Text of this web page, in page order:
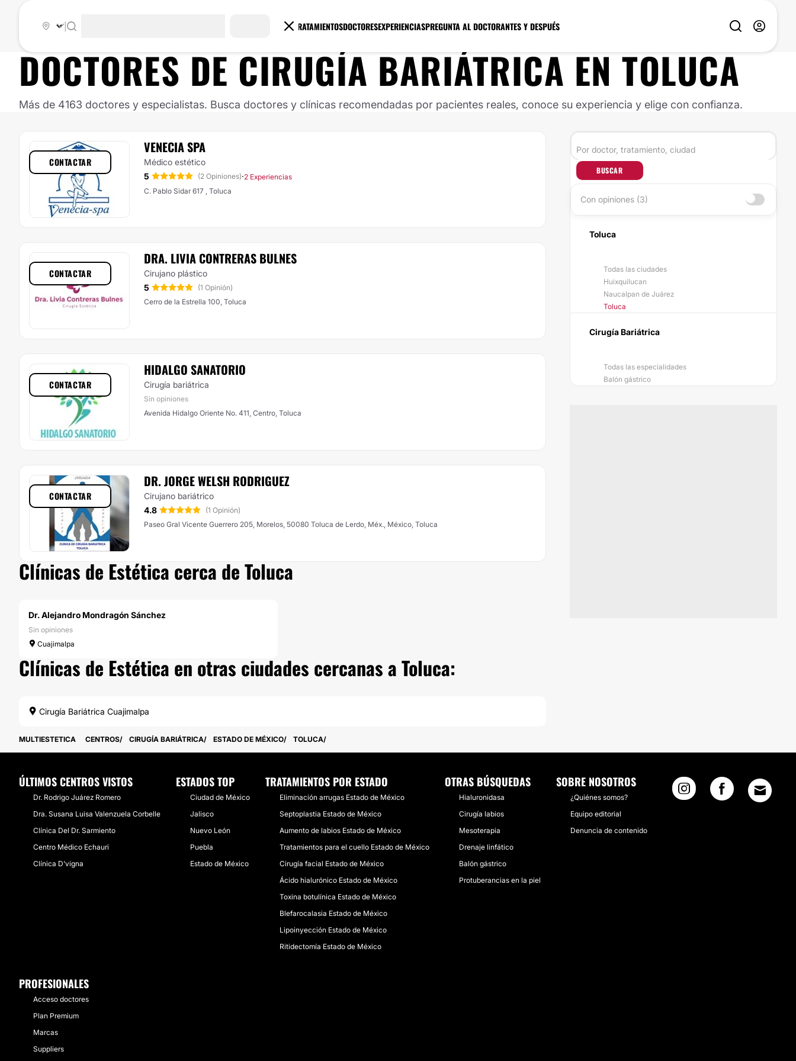
TRATAMIENTOSDOCTORESEXPERIENCIASPREGUNTA AL DOCTORANTES Y DESPUÉS
DOCTORES DECIRUGÍA BARIÁTRICAENTOLUCA
Más de 4163 doctores y especialistas. Busca doctores y clínicas recomendadas por pacientes reales, conoce su experiencia y elige con confianza.
VENECIA SPA
Médico estético
5
(2 Opiniones)·2 Experiencias
C. Pablo Sidar 617 , Toluca
CONTACTAR
DRA. LIVIA CONTRERAS BULNES
Cirujano plástico
5
(1 Opinión)
Cerro de la Estrella 100, Toluca
CONTACTAR
HIDALGO SANATORIO
Cirugía bariátrica
Sin opiniones
Avenida Hidalgo Oriente No. 411, Centro, Toluca
CONTACTAR
DR. JORGE WELSH RODRIGUEZ
Cirujano bariátrico
4.8
(1 Opinión)
Paseo Gral Vicente Guerrero 205, Morelos, 50080 Toluca de Lerdo, Méx., México, Toluca
CONTACTAR
Clínicas de Estética cerca de Toluca
Dr. Alejandro Mondragón Sánchez
Sin opiniones
Cuajimalpa
Clínicas de Estética en otras ciudades cercanas a Toluca:
Cirugía Bariátrica Cuajimalpa
BUSCAR
Con opiniones (3)
Toluca
Todas las ciudades
Huixquilucan
Naucalpan de Juárez
Toluca
Cirugía Bariátrica
Todas las especialidades
Balón gástrico
MULTIESTETICA CENTROS CIRUGÍA BARIÁTRICA ESTADO DE MÉXICO TOLUCA
ÚLTIMOS CENTROS VISTOS
Dr. Rodrigo Juárez Romero
Dra. Susana Luisa Valenzuela Corbelle
Clínica Del Dr. Sarmiento
Centro Médico Echauri
Clínica D'vigna
ESTADOS TOP
Ciudad de México
Jalisco
Nuevo León
Puebla
Estado de México
TRATAMIENTOS POR ESTADO
Eliminación arrugas Estado de México
Septoplastia Estado de México
Aumento de labios Estado de México
Tratamientos para el cuello Estado de México
Cirugía facial Estado de México
Ácido hialurónico Estado de México
Toxina botulínica Estado de México
Blefarocalasia Estado de México
Lipoinyección Estado de México
Ritidectomía Estado de México
OTRAS BÚSQUEDAS
Hialuronidasa
Cirugía labios
Mesoterapia
Drenaje linfático
Balón gástrico
Protuberancias en la piel
SOBRE NOSOTROS
¿Quiénes somos?
Equipo editorial
Denuncia de contenido
PROFESIONALES
Acceso doctores
Plan Premium
Marcas
Suppliers